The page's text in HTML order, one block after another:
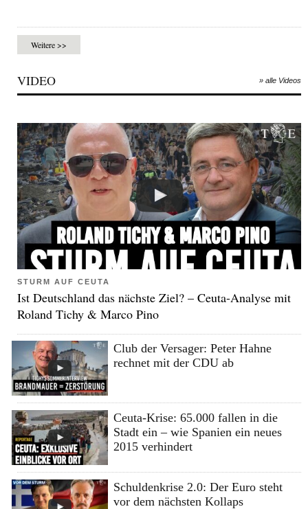
Weitere >>
VIDEO » alle Videos
STURM AUF CEUTA
Ist Deutschland das nächste Ziel? – Ceuta-Analyse mit
Roland Tichy & Marco Pino
Club der Versager: Peter Hahne
rechnet mit der CDU ab
Ceuta-Krise: 65.000 fallen in die
Stadt ein – wie Spanien ein neues
2015 verhindert
Schuldenkrise 2.0: Der Euro steht
vor dem nächsten Kollaps